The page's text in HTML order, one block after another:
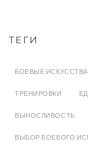
ТЕГИ
БОЕВЫЕ ИСКУССТВА
ТРЕНИРОВКИ
ВЫНОСЛИВОСТЬ
ВЫБОР БОЕВОГО